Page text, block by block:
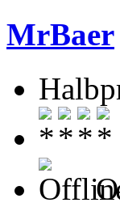
MrBaer